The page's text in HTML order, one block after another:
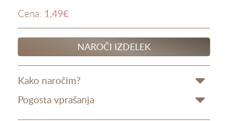
Cena: 1,49€
NAROČI IZDELEK
Kako naročim?
Pogosta vprašanja